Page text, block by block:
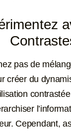
pas de
créer du
Cependant,